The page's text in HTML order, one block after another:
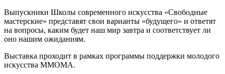
Выпускники Школы современного искусства «Свободные
мастерские» представят свои варианты «будущего» и ответят
на вопросы, каким будет наш мир завтра и соответствует ли
оно нашим ожиданиям.
Выставка проходит в рамках программы поддержки молодого
искусства MMOMA.